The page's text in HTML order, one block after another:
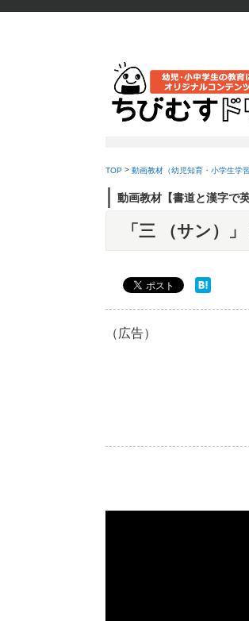
TOP 動画教材（幼児知育・小学生学
動画教材【書道と漢字で
「三 （サン）
（広告）